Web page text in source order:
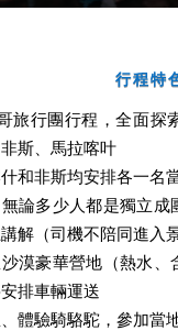
行程特
旅行團行程，全面探
斯、馬拉喀叶
和非斯均安排各一名
論多少人都是獨立
解（司機不陪同進入景
沙漠豪華營地（熱水
排車輛運送
體驗騎駱駝，參加當